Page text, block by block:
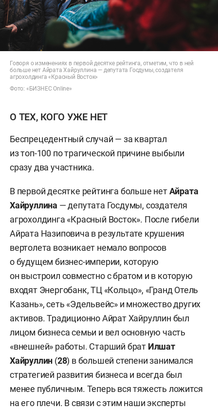
Говоря о изменениях в первой десятке рейтинга, отметим, что в ней
больше нет Айрата Хайруллина — депутата Госдумы, создателя
агрохолдинга «Красный Восток»
Фото: «БИЗНЕС Online»
О ТЕХ, КОГО УЖЕ НЕТ
Беспрецедентный случай — за квартал
из топ-100 по трагической причине выбыли
сразу два участника.
В первой десятке рейтинга больше нетАйрата
Хайруллина — депутата Госдумы, создателя
агрохолдинга «Красный Восток». После гибели
Айрата Назиповича в результате крушения
вертолета возникает немало вопросов
о будущем бизнес-империи, которую
он выстроил совместно с братом и в которую
входят Энергобанк, ТЦ «Кольцо», «Гранд Отель
Казань», сеть «Эдельвейс» и множество других
активов. Традиционно Айрат Хайруллин был
лицом бизнеса семьи и вел основную часть
«внешней» работы. Старший брат Илшат
Хайруллин (28) в большей степени занимался
стратегией развития бизнеса и всегда был
менее публичным. Теперь вся тяжесть ложится
на его плечи. В связи с этим наши эксперты